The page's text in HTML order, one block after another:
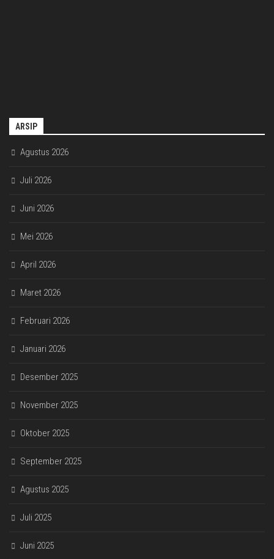
ARSIP
Agustus 2026
Juli 2026
Juni 2026
Mei 2026
April 2026
Maret 2026
Februari 2026
Januari 2026
Desember 2025
November 2025
Oktober 2025
September 2025
Agustus 2025
Juli 2025
Juni 2025